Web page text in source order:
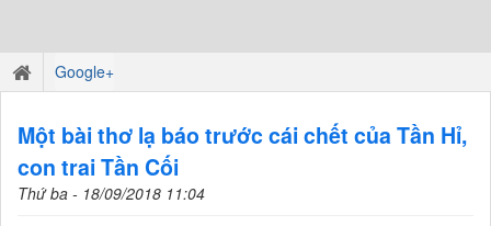
Google+
Một bài thơ lạ báo trước cái chết của Tần Hỉ,
con trai Tần Cối
Thứ ba - 18/09/2018 11:04